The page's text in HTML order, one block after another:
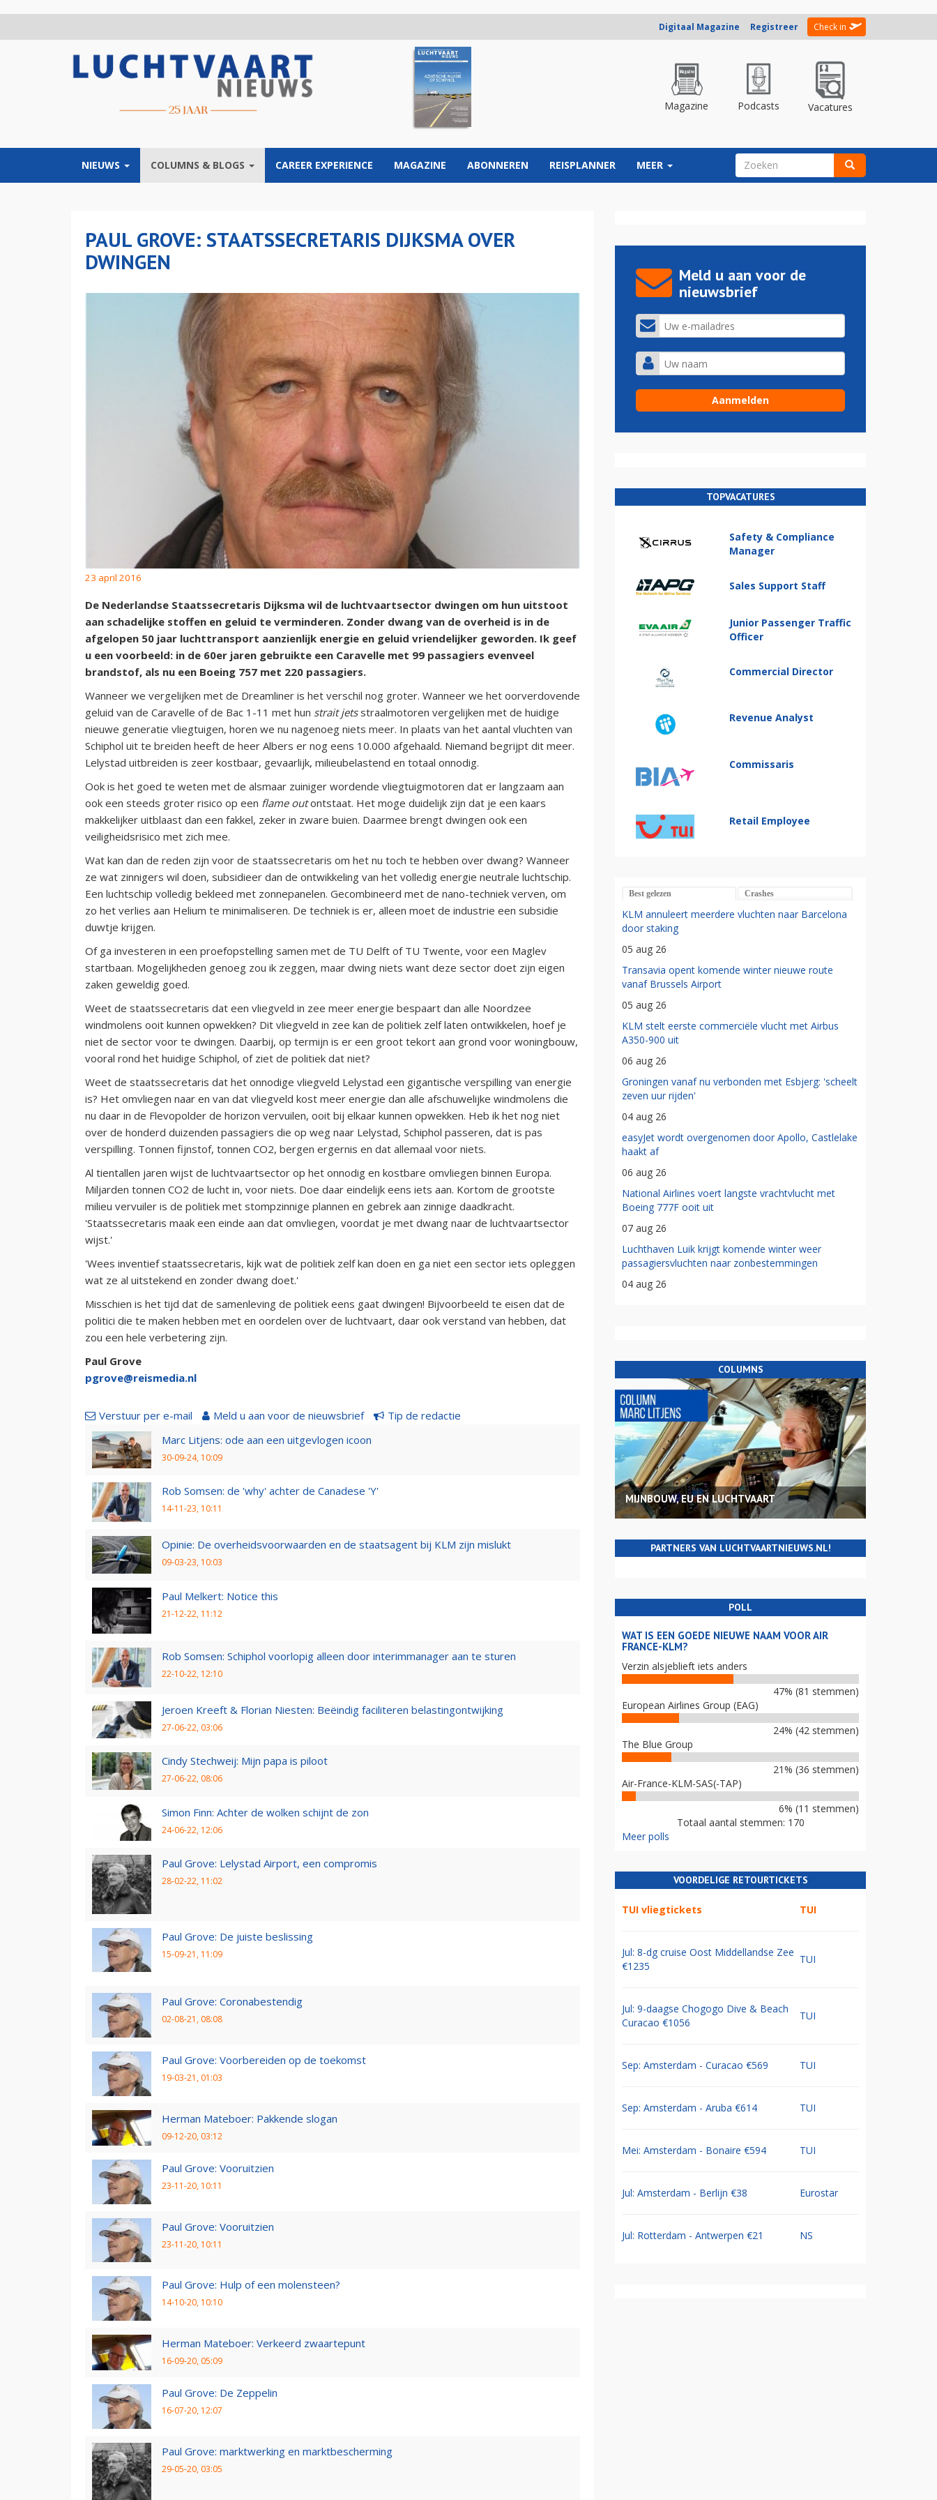
Digitaal Magazine Registreer Check in
Magazine Podcasts Vacatures
NIEUWS COLUMNS & BLOGS CAREER EXPERIENCE MAGAZINE ABONNEREN REISPLANNER MEER ZOEKVELD
PAUL GROVE: STAATSSECRETARIS DIJKSMA OVER
DWINGEN
23 april 2016
De Nederlandse Staatssecretaris Dijksma wil de luchtvaartsector dwingen om hun uitstoot
aan schadelijke stoffen en geluid te verminderen. Zonder dwang van de overheid is in de
afgelopen 50 jaar luchttransport aanzienlijk energie en geluid vriendelijker geworden. Ik geef
u een voorbeeld: in de 60er jaren gebruikte een Caravelle met 99 passagiers evenveel
brandstof, als nu een Boeing 757 met 220 passagiers.
Wanneer we vergelijken met de Dreamliner is het verschil nog groter. Wanneer we het oorverdovende
geluid van de Caravelle of de Bac 1-11 met hun strait jetsstraalmotoren vergelijken met de huidige
nieuwe generatie vliegtuigen, horen we nu nagenoeg niets meer. In plaats van het aantal vluchten van
Schiphol uit te breiden heeft de heer Albers er nog eens 10.000 afgehaald. Niemand begrijpt dit meer.
Lelystad uitbreiden is zeer kostbaar, gevaarlijk, milieubelastend en totaal onnodig.
Ook is het goed te weten met de alsmaar zuiniger wordende vliegtuigmotoren dat er langzaam aan
ook een steeds groter risico op een flame outontstaat. Het moge duidelijk zijn dat je een kaars
makkelijker uitblaast dan een fakkel, zeker in zware buien. Daarmee brengt dwingen ook een
veiligheidsrisico met zich mee.
Wat kan dan de reden zijn voor de staatssecretaris om het nu toch te hebben over dwang? Wanneer
ze wat zinnigers wil doen, subsidieer dan de ontwikkeling van het volledig energie neutrale luchtschip.
Een luchtschip volledig bekleed met zonnepanelen. Gecombineerd met de nano-techniek verven, om
zo het verlies aan Helium te minimaliseren. De techniek is er, alleen moet de industrie een subsidie
duwtje krijgen.
Of ga investeren in een proefopstelling samen met de TU Delft of TU Twente, voor een Maglev
startbaan. Mogelijkheden genoeg zou ik zeggen, maar dwing niets want deze sector doet zijn eigen
zaken geweldig goed.
Weet de staatssecretaris dat een vliegveld in zee meer energie bespaart dan alle Noordzee
windmolens ooit kunnen opwekken? Dit vliegveld in zee kan de politiek zelf laten ontwikkelen, hoef je
niet de sector voor te dwingen. Daarbij, op termijn is er een groot tekort aan grond voor woningbouw,
vooral rond het huidige Schiphol, of ziet de politiek dat niet?
Weet de staatssecretaris dat het onnodige vliegveld Lelystad een gigantische verspilling van energie
is? Het omvliegen naar en van dat vliegveld kost meer energie dan alle afschuwelijke windmolens die
nu daar in de Flevopolder de horizon vervuilen, ooit bij elkaar kunnen opwekken. Heb ik het nog niet
over de honderd duizenden passagiers die op weg naar Lelystad, Schiphol passeren, dat is pas
verspilling. Tonnen fijnstof, tonnen CO2, bergen ergernis en dat allemaal voor niets.
Al tientallen jaren wijst de luchtvaartsector op het onnodig en kostbare omvliegen binnen Europa.
Miljarden tonnen CO2 de lucht in, voor niets. Doe daar eindelijk eens iets aan. Kortom de grootste
milieu vervuiler is de politiek met stompzinnige plannen en gebrek aan zinnige daadkracht.
'Staatssecretaris maak een einde aan dat omvliegen, voordat je met dwang naar de luchtvaartsector
wijst.'
'Wees inventief staatssecretaris, kijk wat de politiek zelf kan doen en ga niet een sector iets opleggen
wat ze al uitstekend en zonder dwang doet.'
Misschien is het tijd dat de samenleving de politiek eens gaat dwingen! Bijvoorbeeld te eisen dat de
politici die te maken hebben met en oordelen over de luchtvaart, daar ook verstand van hebben, dat
zou een hele verbetering zijn.
Paul Grove
pgrove@reismedia.nl
Verstuur per e-mail Meld u aan voor de nieuwsbrief
Tip de redactie
Marc Litjens: ode aan een uitgevlogen icoon
30-09-24, 10:09
Rob Somsen: de 'why' achter de Canadese 'Y'
14-11-23, 10:11
Opinie: De overheidsvoorwaarden en de staatsagent bij KLM zijn mislukt
09-03-23, 10:03
Paul Melkert: Notice this
21-12-22, 11:12
Rob Somsen: Schiphol voorlopig alleen door interimmanager aan te sturen
22-10-22, 12:10
Jeroen Kreeft & Florian Niesten: Beëindig faciliteren belastingontwijking
27-06-22, 03:06
Cindy Stechweij: Mijn papa is piloot
27-06-22, 08:06
Simon Finn: Achter de wolken schijnt de zon
24-06-22, 12:06
Paul Grove: Lelystad Airport, een compromis
28-02-22, 11:02
Paul Grove: De juiste beslissing
15-09-21, 11:09
Paul Grove: Coronabestendig
02-08-21, 08:08
Paul Grove: Voorbereiden op de toekomst
19-03-21, 01:03
Herman Mateboer: Pakkende slogan
09-12-20, 03:12
Paul Grove: Vooruitzien
23-11-20, 10:11
Paul Grove: Vooruitzien
23-11-20, 10:11
Paul Grove: Hulp of een molensteen?
14-10-20, 10:10
Herman Mateboer: Verkeerd zwaartepunt
16-09-20, 05:09
Paul Grove: De Zeppelin
16-07-20, 12:07
Paul Grove: marktwerking en marktbescherming
29-05-20, 03:05
Meld u aan voor de
nieuwsbrief
TOPVACATURES
Safety & Compliance
Manager
Sales Support Staff
Junior Passenger Traffic
Officer
Commercial Director
Revenue Analyst
Commissaris
Retail Employee
Best gelezen Crashes
KLM annuleert meerdere vluchten naar Barcelona
door staking
05 aug 26
Transavia opent komende winter nieuwe route
vanaf Brussels Airport
05 aug 26
KLM stelt eerste commerciële vlucht met Airbus
A350-900 uit
06 aug 26
Groningen vanaf nu verbonden met Esbjerg: 'scheelt
zeven uur rijden'
04 aug 26
easyJet wordt overgenomen door Apollo, Castlelake
haakt af
06 aug 26
National Airlines voert langste vrachtvlucht met
Boeing 777F ooit uit
07 aug 26
Luchthaven Luik krijgt komende winter weer
passagiersvluchten naar zonbestemmingen
04 aug 26
COLUMNS
MIJNBOUW, EU EN LUCHTVAART
PARTNERS VAN LUCHTVAARTNIEUWS.NL!
POLL
WAT IS EEN GOEDE NIEUWE NAAM VOOR AIR
FRANCE-KLM?
Verzin alsjeblieft iets anders
47% (81 stemmen)
European Airlines Group (EAG)
24% (42 stemmen)
The Blue Group
21% (36 stemmen)
Air-France-KLM-SAS(-TAP)
6% (11 stemmen)
Totaal aantal stemmen: 170
Meer polls
VOORDELIGE RETOURTICKETS
TUI vliegtickets TUI
Jul: 8-dg cruise Oost Middellandse Zee
€1235
TUI
Jul: 9-daagse Chogogo Dive & Beach
Curacao €1056
TUI
Sep: Amsterdam - Curacao €569 TUI
Sep: Amsterdam - Aruba €614 TUI
Mei: Amsterdam - Bonaire €594 TUI
Jul: Amsterdam - Berlijn €38 Eurostar
Jul: Rotterdam - Antwerpen €21 NS